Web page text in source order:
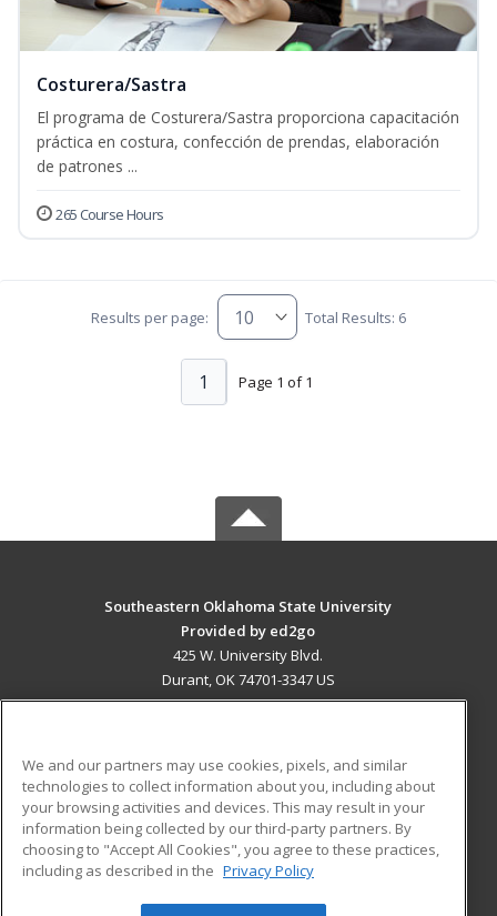
Costurera/Sastra
El programa de Costurera/Sastra proporciona capacitación
práctica en costura, confección de prendas, elaboración
de patrones ...
265 Course Hours
Results per page: Total Results: 6
Page 1 of 1
1
Southeastern Oklahoma State University
Provided by ed2go
425 W. University Blvd.
Durant, OK 74701-3347 US
ADDITIONAL RESOURCES
Military
Financial Assistance
Help
Student Blog
We and our partners may use cookies, pixels, and similar
technologies to collect information about you, including about
your browsing activities and devices. This may result in your
information being collected by our third-party partners. By
choosing to "Accept All Cookies", you agree to these practices,
including as described in the Privacy Policy